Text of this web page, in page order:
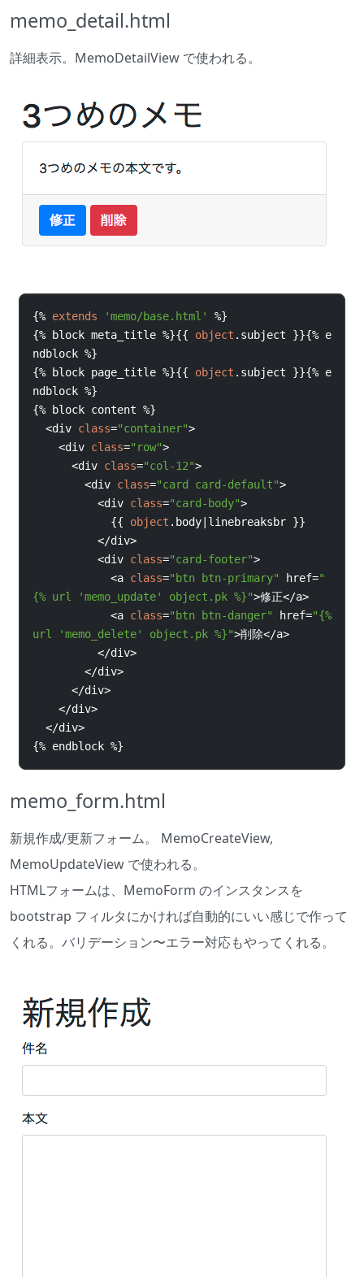
memo_detail.html
詳細表示。MemoDetailView で使われる。
{% extends 'memo/base.html'
%}
{%
block meta_title %}{{ object . subject }}{% e
ndblock %}
{%
block page_title %}{{ object . subject }}{% e
ndblock %}
{%
block content %}
<div class="container">
<div class="row">
<div class="col-12">
<div class="card card-default">
<div class="card-body">
{{
object . body| linebreaksbr }}
</div>
<div class="card-footer">
<a class="btn btn-primary" href="
{% url 'memo_update' object . pk %}">修正</a>
<a class="btn btn-danger" href="
{%
url
'memo_delete' object . pk %}">削除</a>
</div>
</div>
</div>
</div>
</div>
{% endblock %}
memo_form.html
新規作成/更新フォーム。 MemoCreateView,
MemoUpdateView で使われる。
HTMLフォームは、MemoForm のインスタンスを
bootstrap フィルタにかければ自動的にいい感じで作って
くれる。バリデーション〜エラー対応もやってくれる。